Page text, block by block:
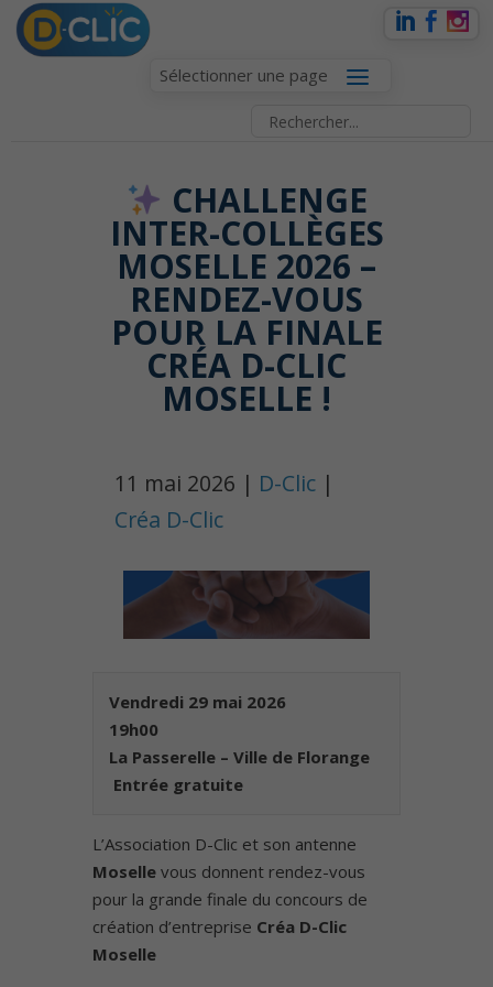
Sélectionner une page
CHALLENGE
INTER-COLLÈGES
MOSELLE 2026 –
RENDEZ-VOUS
POUR LA FINALE
CRÉA D-CLIC
MOSELLE !
11 mai 2026 | D-Clic |
Créa D-Clic
Vendredi 29 mai 2026
19h00
La Passerelle – Ville de Florange
Entrée gratuite
L’Association D-Clic et son antenne
Moselle vous donnent rendez-vous
pour la grande finale du concours de
création d’entreprise Créa D-Clic
Moselle